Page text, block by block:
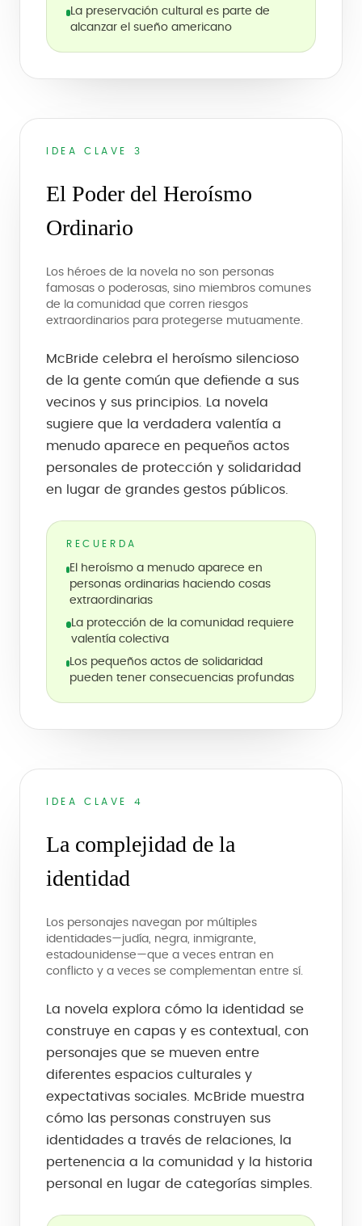
La preservación cultural es parte de
alcanzar el sueño americano
IDEA CLAVE 3
El Poder del Heroísmo
Ordinario
Los héroes de la novela no son personas
famosas o poderosas, sino miembros comunes
de la comunidad que corren riesgos
extraordinarios para protegerse mutuamente.
McBride celebra el heroísmo silencioso
de la gente común que defiende a sus
vecinos y sus principios. La novela
sugiere que la verdadera valentía a
menudo aparece en pequeños actos
personales de protección y solidaridad
en lugar de grandes gestos públicos.
RECUERDA
El heroísmo a menudo aparece en
personas ordinarias haciendo cosas
extraordinarias
La protección de la comunidad requiere
valentía colectiva
Los pequeños actos de solidaridad
pueden tener consecuencias profundas
IDEA CLAVE 4
La complejidad de la
identidad
Los personajes navegan por múltiples
identidades—judía, negra, inmigrante,
estadounidense—que a veces entran en
conflicto y a veces se complementan entre sí.
La novela explora cómo la identidad se
construye en capas y es contextual, con
personajes que se mueven entre
diferentes espacios culturales y
expectativas sociales. McBride muestra
cómo las personas construyen sus
identidades a través de relaciones, la
pertenencia a la comunidad y la historia
personal en lugar de categorías simples.